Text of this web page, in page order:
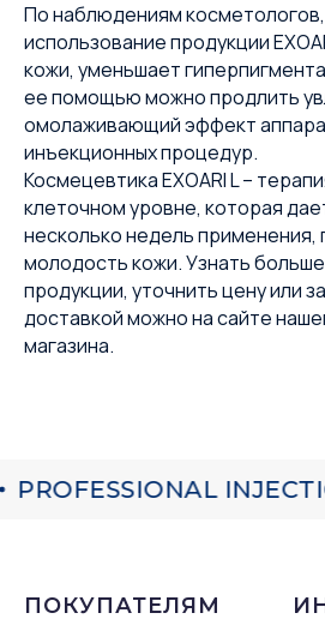
По наблюдениям
использование продукции
кожи, уменьшает
ее помощью можно продлить
омолаживающий эффект
инъекционных процедур.
Космецевтика EXOARI L –
клеточном уровне, которая
несколько недель применения,
молодость кожи. Узнать
продукции, уточнить цену или
доставкой можно на сайте
магазина.
ПОКУПАТЕЛЯМ